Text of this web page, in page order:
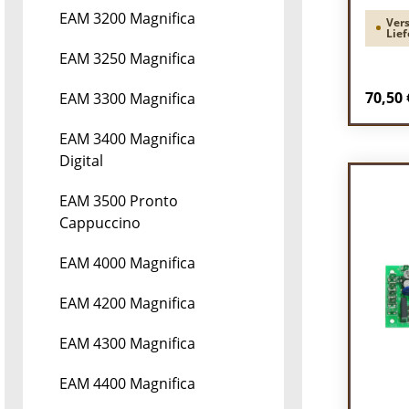
EAM 3200 Magnifica
EAM 3250 Magnifica
EAM 3300 Magnifica
EAM 3400 Magnifica
Digital
EAM 3500 Pronto
Cappuccino
EAM 4000 Magnifica
EAM 4200 Magnifica
EAM 4300 Magnifica
EAM 4400 Magnifica
70,50